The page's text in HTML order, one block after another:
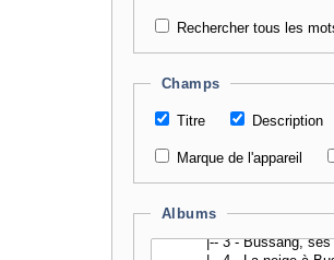
Rechercher tous les
Champs
Titre Description
Marque de l'appareil
Albums